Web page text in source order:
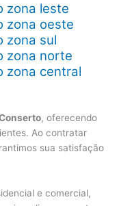
zona leste
zona oeste
zona sul
zona norte
zona central
, oferecendo
Ao contratar
sua satisfação
e comercial,